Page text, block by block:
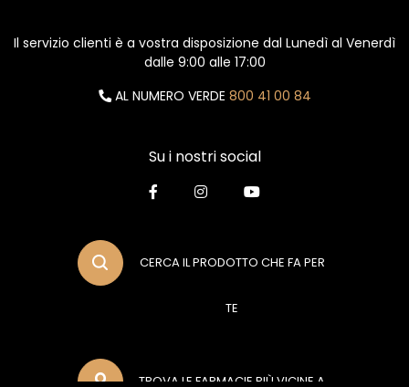
Il servizio clienti è a vostra disposizione dal Lunedì al Venerdì
dalle 9:00 alle 17:00
AL NUMERO VERDE 800 41 00 84
Su i nostri social
CERCA IL PRODOTTO CHE FA PER
TE
TROVA LE FARMACIE PIÙ VICINE A